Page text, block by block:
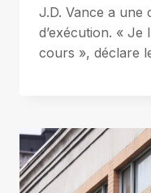
J.D. Vance a une
d’exécution. « Je
cours », déclare